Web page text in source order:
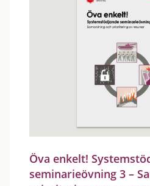
Öva enkelt!
seminarieövning 3 –